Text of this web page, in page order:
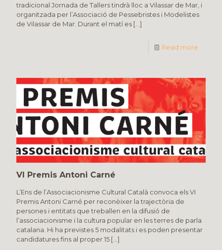
tradicional Jornada de Tallers tindrà lloc a Vilassar de Mar, i
organitzada per l’Associació de Pessebristes i Modelistes
de Vilassar de Mar. Durant el matí es […]
Read more
VI Premis Antoni Carné
L’Ens de l’Associacionisme Cultural Català convoca els VI
Premis Antoni Carné per reconèixer la trajectòria de
persones i entitats que treballen en la difusió de
l’associacionisme i la cultura popular en les terres de parla
catalana. Hi ha previstes 5 modalitats i es poden presentar
candidatures fins al proper 15 […]